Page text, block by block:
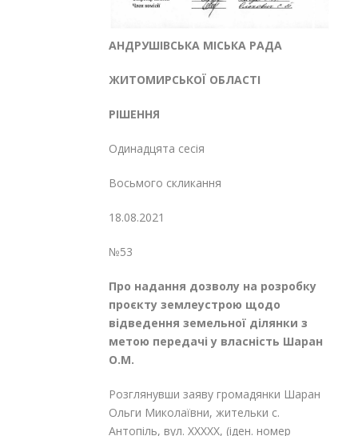
АНДРУШІВСЬКА МІСЬКА РАДА
ЖИТОМИРСЬКОЇ ОБЛАСТІ
РІШЕННЯ
Одинадцята сесія
Восьмого скликання
18.08.2021
№53
Про надання дозволу на розробку
проєкту землеустрою щодо
відведення земельної ділянки з
метою передачі у власність Шаран
О.М.
Розглянувши заяву громадянки Шаран
Ольги Миколаївни, жительки с.
Антопіль, вул. XXXXX, (іден. номер